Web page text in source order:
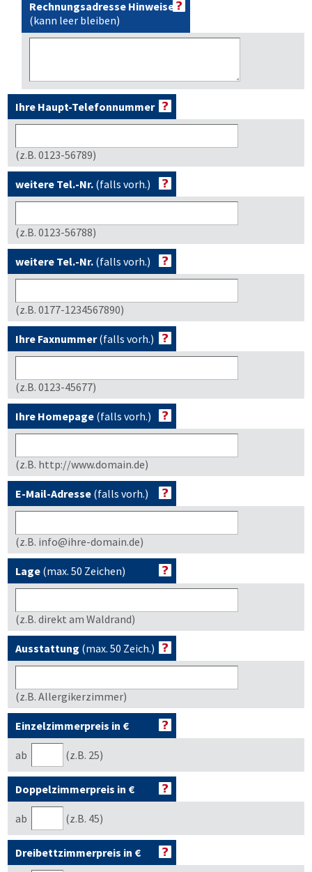
Rechnungsadresse Hinweise
(kann leer bleiben)
Ihre Haupt-Telefonnummer
(z.B. 0123-56789)
weitere Tel.-Nr. (falls vorh.)
(z.B. 0123-56788)
weitere Tel.-Nr. (falls vorh.)
(z.B. 0177-1234567890)
Ihre Faxnummer(falls vorh.)
(z.B. 0123-45677)
Ihre Homepage (falls vorh.)
(z.B. http://www.domain.de)
E-Mail-Adresse (falls vorh.)
(z.B. info@ihre-domain.de)
Lage (max. 50 Zeichen)
(z.B. direkt am Waldrand)
Ausstattung (max. 50 Zeich.)
(z.B. Allergikerzimmer)
Einzelzimmerpreis in €
ab (z.B. 25)
Doppelzimmerpreis in €
ab (z.B. 45)
Dreibettzimmerpreis in €